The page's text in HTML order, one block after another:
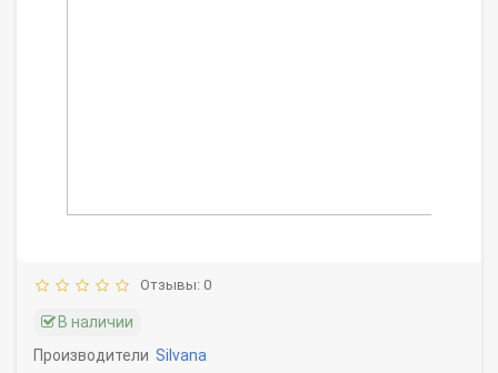
Отзывы: 0
В наличии
Производители Silvana